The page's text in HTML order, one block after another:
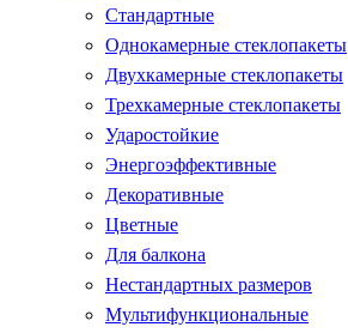
Стандартные
Однокамерные стеклопакеты
Двухкамерные стеклопакеты
Трехкамерные стеклопакеты
Ударостойкие
Энергоэффективные
Декоративные
Цветные
Для балкона
Нестандартных размеров
Мультифункциональные